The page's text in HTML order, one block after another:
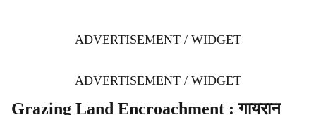
ADVERTISEMENT / WIDGET
ADVERTISEMENT / WIDGET
Grazing Land Encroachment : गायरान